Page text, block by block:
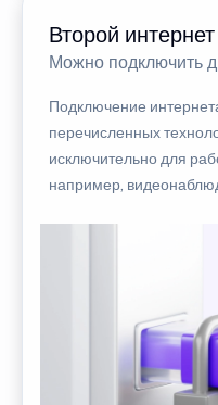
Второй интернет
Можно подключить
Подключение
перечисленных
исключительно для
например,